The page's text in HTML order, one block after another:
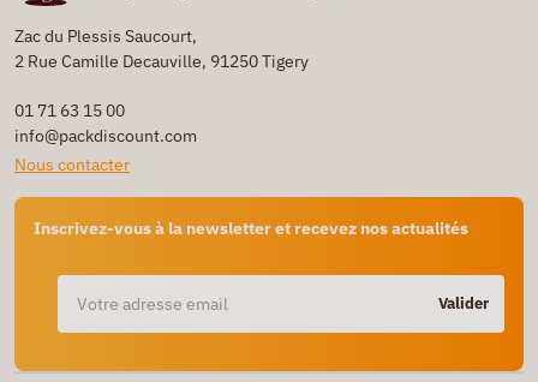
Zac du Plessis Saucourt,
2 Rue Camille Decauville, 91250 Tigery
01 71 63 15 00
info@packdiscount.com
Nous contacter
Inscrivez-vous à la newsletter et recevez nos actualités
Valider